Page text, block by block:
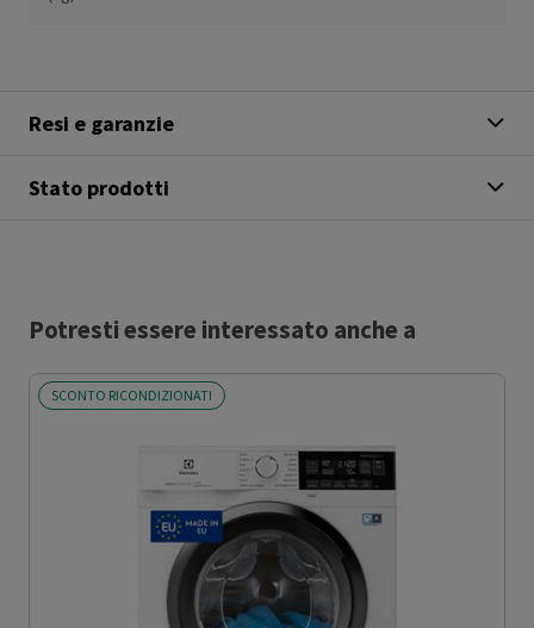
Resi e garanzie
Stato prodotti
Potresti essere interessato anche a
SCONTO RICONDIZIONATI